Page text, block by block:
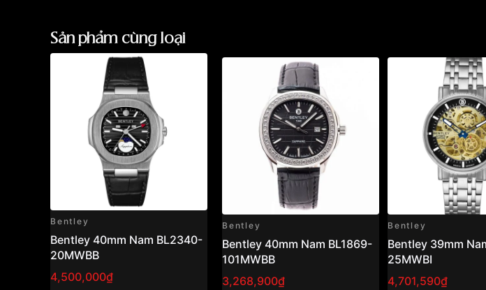
Sản phẩm cùng loại
Bentley
Bentley 40mm Nam BL2340-
20MWBB
4,500,000₫
Bentley
Bentley 40mm Nam BL1869-
101MWBB
3,268,900₫
Bentley
Bentley 39mm
25MWBI
4,701,590₫